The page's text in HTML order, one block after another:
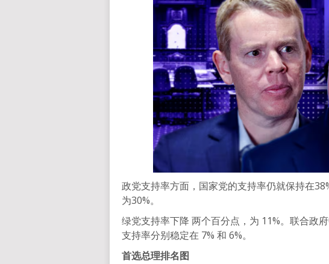
政党支持率方面，国家党的支持率仍就保持在
为30%。
绿党支持率下降 两个百分点，为 11%。联合政
支持率分别稳定在 7% 和 6%。
首选总理排名图